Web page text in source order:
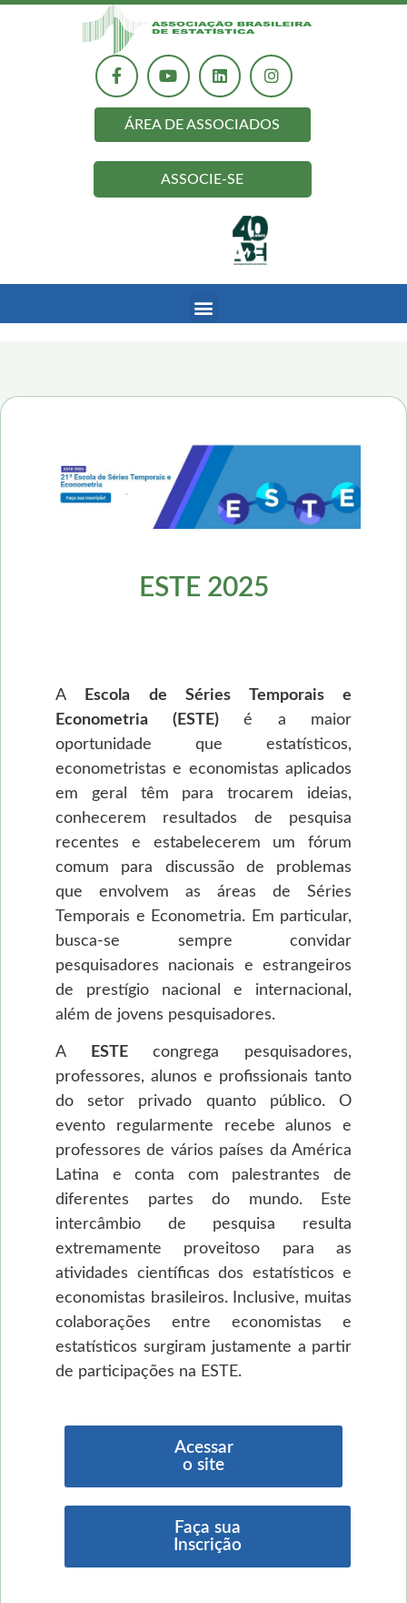
ÁREA DE ASSOCIADOS
ASSOCIE-SE
ESTE 2025
A
Escola de Séries Temporais e
Econometria (ESTE)é a maior
oportunidade que estatísticos,
econometristas e economistas aplicados
em geral têm para trocarem ideias,
conhecerem resultados de pesquisa
recentes e estabelecerem um fórum
comum para discussão de problemas
que envolvem as áreas de Séries
Temporais e Econometria. Em particular,
busca-se sempre convidar
pesquisadores nacionais e estrangeiros
de prestígio nacional e internacional,
além de jovens pesquisadores.
A ESTEcongrega pesquisadores,
professores, alunos e profissionais tanto
do setor privado quanto público. O
evento regularmente recebe alunos e
professores de vários países da América
Latina e conta com palestrantes de
diferentes partes do mundo. Este
intercâmbio de pesquisa resulta
extremamente proveitoso para as
atividades científicas dos estatísticos e
economistas brasileiros. Inclusive, muitas
colaborações entre economistas e
estatísticos surgiram justamente a partir
de participações na ESTE.
Acessar
o site
Faça sua
Inscrição